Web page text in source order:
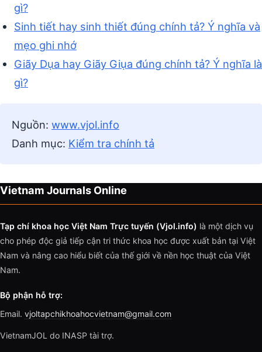
gì?
Sinh tiết hay sinh thiết đúng chính tả? Ý nghĩa và
mẹo ghi nhớ
Giãy Dụa hay Giãy Giụa đúng chính tả? Ý nghĩa là
gì?
Nguồn: www.vjol.info
Danh mục: Kiểm tra chính tả
Vietnam Journals Online
Tạp chí khoa học Việt Nam Trực tuyến (Vjol.info) là một dịch vụ
cho phép độc giả tiếp cận tri thức khoa học được xuất bản tại Việt
Nam và nâng cao hiểu biết của thế giới về nền học thuật của Việt
Nam.
Bộ phận hỗ trợ:
Email. vjoltapchikhoahocvietnam@gmail.com
VietnamJOL do INASP tài trợ.